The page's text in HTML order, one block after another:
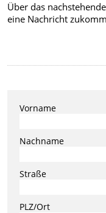
Über das
eine Nachricht
Vorname
Nachname
Straße
PLZ/Ort